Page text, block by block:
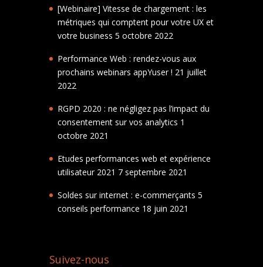
[Webinaire] Vitesse de chargement : les
métriques qui comptent pour votre UX et
votre business 5 octobre 2022
Performance Web : rendez-vous aux
prochains webinars appYuser ! 21 juillet
2022
RGPD 2020 : ne négligez pas l’impact du
consentement sur vos analytics 1
octobre 2021
Etudes performances web et expérience
utilisateur 2021 7 septembre 2021
Soldes sur internet : e-commerçants 5
conseils performance 18 juin 2021
Suivez-nous